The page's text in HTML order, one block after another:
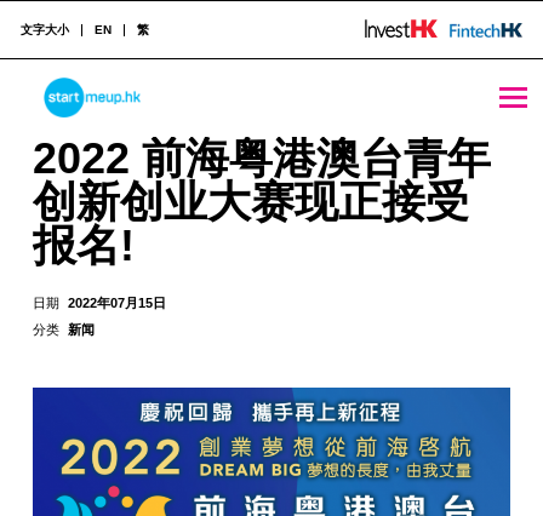
2022 前海粤港澳台青年创新创业大赛现正接受报名! - StartmeupHK
STARTMEUPHK
STARTMEUPHK FESTIVAL IS THE LEADING STARTUP AND INNOVATION CONFERENCE EVENT IN HONG KONG
文字大小 EN 繁
2022 前海粤港澳台青年
创新创业大赛现正接受
报名!
日期 2022年07月15日
分类 新闻